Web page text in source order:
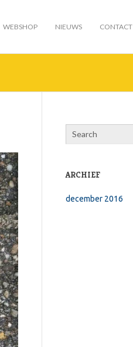
WEBSHOP NIEUWS CONTACT
ARCHIEF
december 2016